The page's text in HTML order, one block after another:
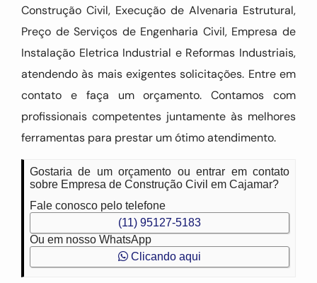
Construção Civil, Execução de Alvenaria Estrutural,
Preço de Serviços de Engenharia Civil, Empresa de
Instalação Eletrica Industrial e Reformas Industriais,
atendendo às mais exigentes solicitações. Entre em
contato e faça um orçamento. Contamos com
profissionais competentes juntamente às melhores
ferramentas para prestar um ótimo atendimento.
Gostaria de um orçamento ou entrar em contato
sobre Empresa de Construção Civil em Cajamar?
Fale conosco pelo telefone
(11) 95127-5183
Ou em nosso WhatsApp
Clicando aqui